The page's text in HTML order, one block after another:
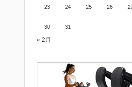
23 24 25 26
30 31
« 2月